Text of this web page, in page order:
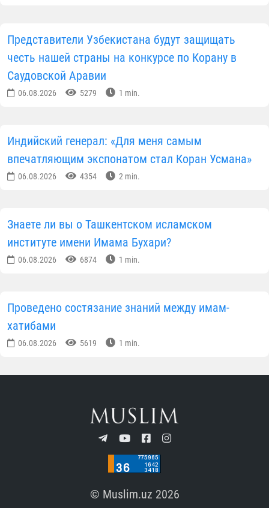
Представители Узбекистана будут защищать
честь нашей страны на конкурсе по Корану в
Саудовской Аравии
06.08.2026 5279 1 min.
Индийский генерал: «Для меня самым
впечатляющим экспонатом стал Коран Усмана»
06.08.2026 4354 2 min.
Знаете ли вы о Ташкентском исламском
институте имени Имама Бухари?
06.08.2026 6874 1 min.
Проведено состязание знаний между имам-
хатибами
06.08.2026 5619 1 min.
© Muslim.uz 2026